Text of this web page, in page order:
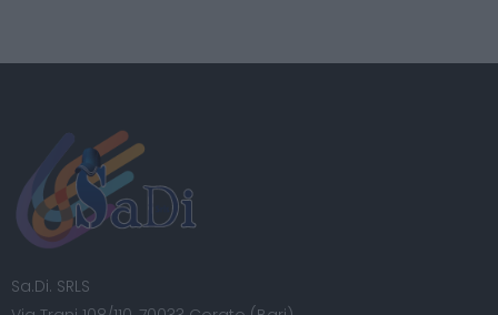
Sa.Di. SRLS